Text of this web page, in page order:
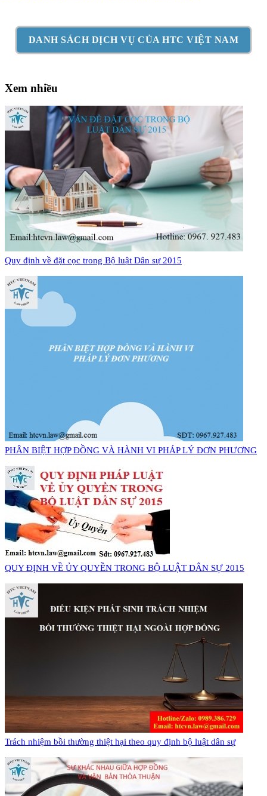
DANH SÁCH DỊCH VỤ CỦA HTC VIỆT NAM
Xem nhiều
Quy định về đặt cọc trong Bộ luật Dân sự 2015
PHÂN BIỆT HỢP ĐỒNG VÀ HÀNH VI PHÁP LÝ ĐƠN PHƯƠNG
QUY ĐỊNH VỀ ỦY QUYỀN TRONG BỘ LUẬT DÂN SỰ 2015
Trách nhiệm bồi thường thiệt hại theo quy định bộ luật dân sự